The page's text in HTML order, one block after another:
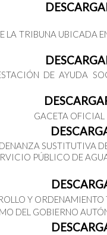
TRIBUNA UBICADA
DE AYUDA
GACETA
SUSTITUTIVA
PÚBLICO DE
Y
DEL GOBIERNO